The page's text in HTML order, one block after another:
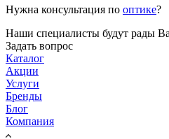
Нужна консультация по оптике?
Наши специалисты будут рады
Задать вопрос
Каталог
Акции
Услуги
Бренды
Блог
Компания